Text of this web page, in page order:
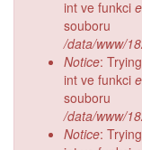
int ve funkci
souboru
/data/www/
Notice:
int ve funkci
souboru
/data/www/
Notice: